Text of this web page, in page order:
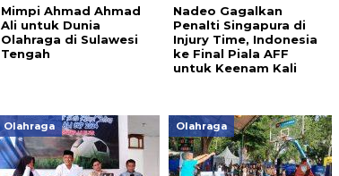
Mimpi Ahmad Ahmad
Ali untuk Dunia
Olahraga di Sulawesi
Tengah
Nadeo Gagalkan
Penalti Singapura di
Injury Time, Indonesia
ke Final Piala AFF
untuk Keenam Kali
Olahraga Olahraga